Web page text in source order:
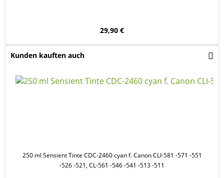
29,90 €
Kunden kauften auch
250 ml Sensient Tinte CDC-2460 cyan f. Canon CLI-581 -571 -551
-526 -521, CL-561 -546 -541 -513 -511